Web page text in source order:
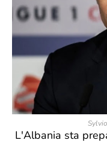
L'Albania sta